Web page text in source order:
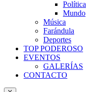
Política
Mundo
Música
Farándula
Deportes
TOP PODEROSO
EVENTOS
GALERÍAS
CONTACTO